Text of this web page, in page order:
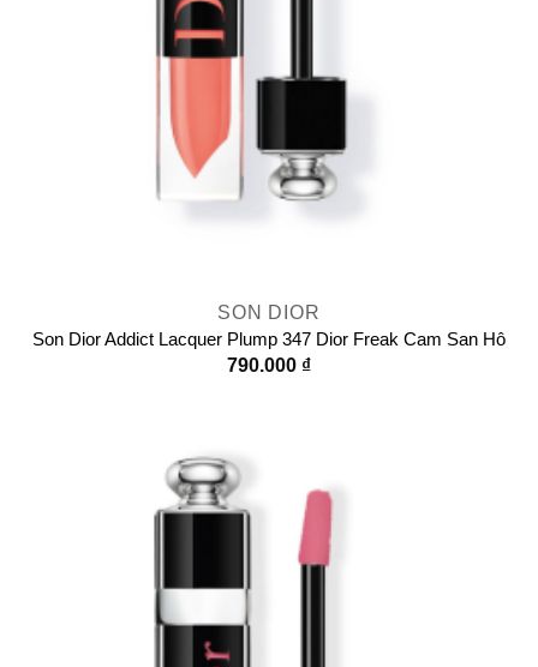
SON DIOR
Son Dior Addict Lacquer Plump 347 Dior Freak Cam San Hô
790.000 ₫